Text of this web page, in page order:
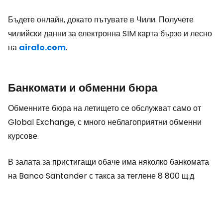
Бъдете онлайн, докато пътувате в Чили. Получете
чилийски данни за електронна SIM карта бързо и лесно
на airalo.com.
Банкомати и обменни бюра
Обменните бюра на летището се обслужват само от
Global Exchange, с много неблагоприятни обменни
курсове.
В залата за пристигащи обаче има няколко банкомата
на Banco Santander с такса за теглене 8 800 щ.д.